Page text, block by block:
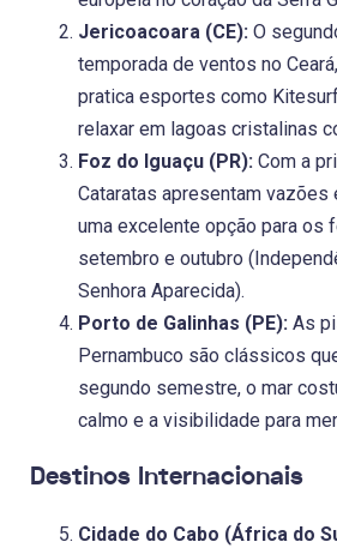
Jericoacoara (CE): O
temporada de ventos no
pratica esportes como
relaxar em lagoas cristalinas
Foz do Iguaçu (PR): Com a
Cataratas apresentam vazões
uma excelente opção para os
setembro e outubro
Senhora Aparecida).
Porto de Galinhas (PE): As
Pernambuco são clássicos
segundo semestre, o mar
calmo e a visibilidade para
Destinos Internacionais
Cidade do Cabo (África do